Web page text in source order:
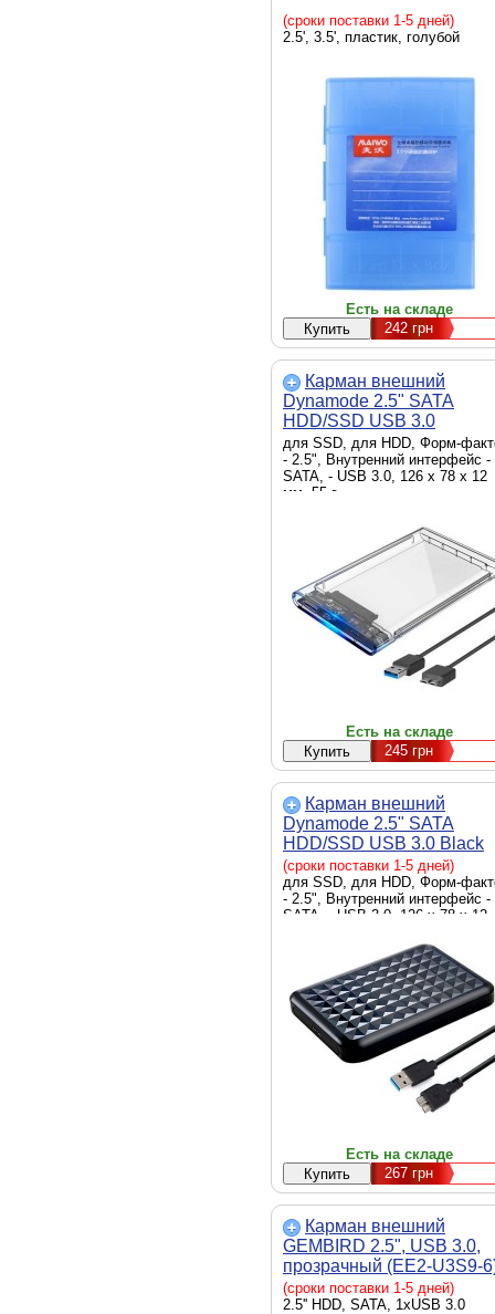
(сроки поставки 1-5 дней)
2.5', 3.5', пластик, голубой
Есть на складе
242грн
Карман внешний
Dynamode 2.5" SATA
HDD/SSD USB 3.0
Transparent (DM-CAD-
25316)
для SSD, для HDD, Форм-
- 2.5", Внутренний интерфейс -
SATA, - USB 3.0, 126 x 78 x 12
мм, 55 г
Есть на складе
245грн
Карман внешний
Dynamode 2.5" SATA
HDD/SSD USB 3.0 Black
(DM-CAD-25318)
(сроки поставки 1-5 дней)
для SSD, для HDD, Форм-
- 2.5", Внутренний интерфейс -
SATA, - USB 3.0, 126 х 78 х 12
Есть на складе
267грн
Карман внешний
GEMBIRD 2.5", USB 3.0,
прозрачный (EE2-U3S9-
(сроки поставки 1-5 дней)
2.5'' HDD, SATA, 1xUSB 3.0